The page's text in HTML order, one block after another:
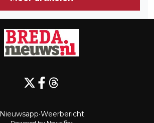
Nieuwsapp•Weerbericht